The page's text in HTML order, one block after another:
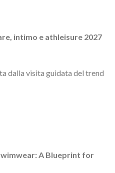
intimo e athleisure 2027
dalla visita guidata del trend
A Blueprint for